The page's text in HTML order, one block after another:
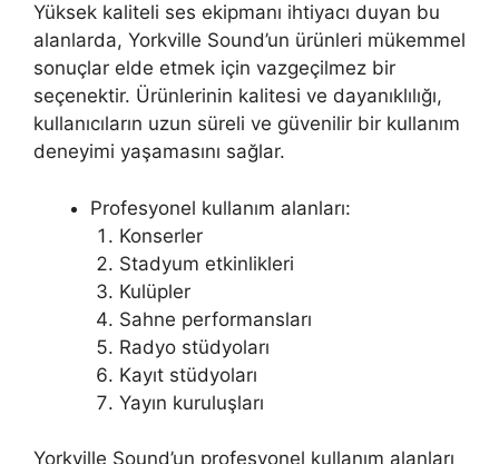
Yüksek kaliteli ses ekipmanı ihtiyacı duyan bu
alanlarda, Yorkville Sound’un ürünleri mükemmel
sonuçlar elde etmek için vazgeçilmez bir
seçenektir. Ürünlerinin kalitesi ve dayanıklılığı,
kullanıcıların uzun süreli ve güvenilir bir kullanım
deneyimi yaşamasını sağlar.
Profesyonel kullanım alanları:
Konserler
Stadyum etkinlikleri
Kulüpler
Sahne performansları
Radyo stüdyoları
Kayıt stüdyoları
Yayın kuruluşları
Yorkville Sound’un profesyonel kullanım alanları